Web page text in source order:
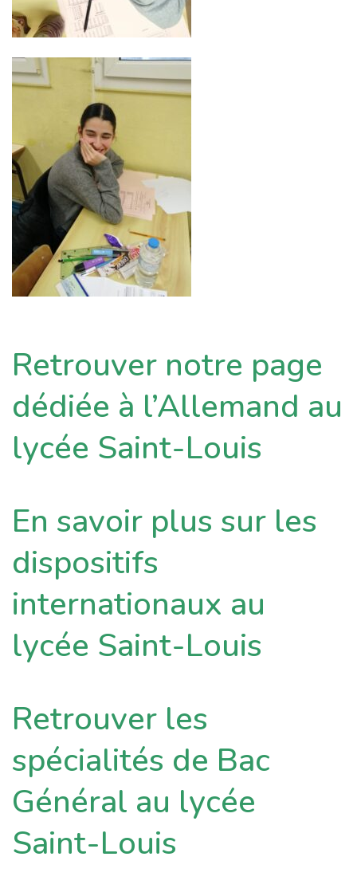
Retrouver notre page
dédiée à l’Allemand au
lycée Saint-Louis
En savoir plus sur les
dispositifs
internationaux au
lycée Saint-Louis
Retrouver les
spécialités de Bac
Général au lycée
Saint-Louis